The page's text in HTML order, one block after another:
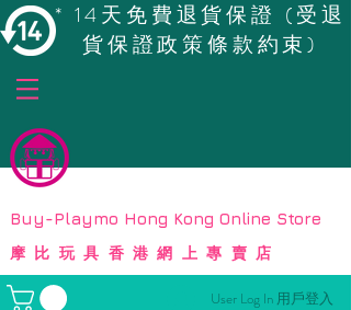
* 14天免費退貨保證 (受退
貨保證政策條款約束)
© Copyright
Buy-Playmo Hong Kong Online Store
摩比玩具香港網上專賣店
User Log In 用戶登入